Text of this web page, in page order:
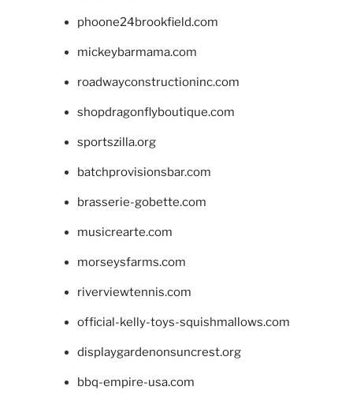
phoone24brookfield.com
mickeybarmama.com
roadwayconstructioninc.com
shopdragonflyboutique.com
sportszilla.org
batchprovisionsbar.com
brasserie-gobette.com
musicrearte.com
morseysfarms.com
riverviewtennis.com
official-kelly-toys-squishmallows.com
displaygardenonsuncrest.org
bbq-empire-usa.com